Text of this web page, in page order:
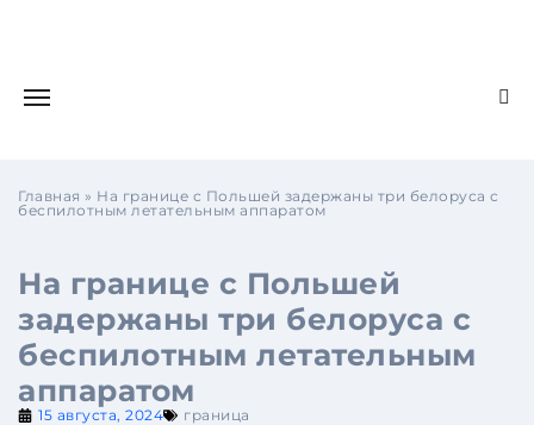
Главная » На границе с Польшей задержаны три белоруса с
беспилотным летательным аппаратом
На границе с Польшей
задержаны три белоруса с
беспилотным летательным
аппаратом
15 августа, 2024 граница